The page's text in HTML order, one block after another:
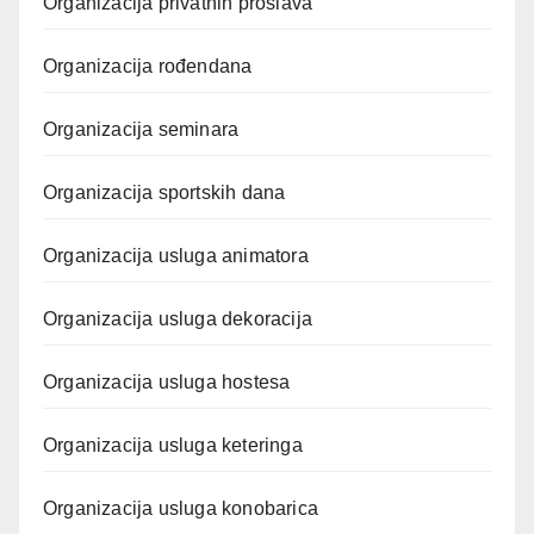
Organizacija rođendana
Organizacija seminara
Organizacija sportskih dana
Organizacija usluga animatora
Organizacija usluga dekoracija
Organizacija usluga hostesa
Organizacija usluga keteringa
Organizacija usluga konobarica